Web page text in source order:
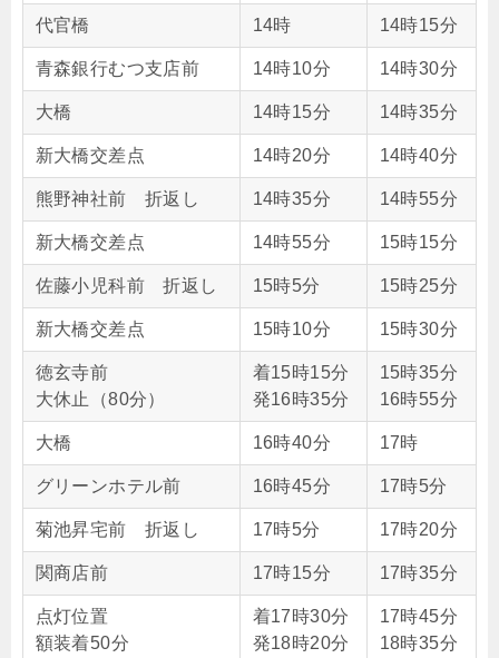
代官橋 14時 14時15分
青森銀行むつ支店前 14時10分 14時30分
大橋 14時15分 14時35分
新大橋交差点 14時20分 14時40分
熊野神社前 折返し 14時35分 14時55分
新大橋交差点 14時55分 15時15分
佐藤小児科前 折返し 15時5分 15時25分
新大橋交差点 15時10分 15時30分
徳玄寺前
大休止（80分）
着15時15分
発16時35分
15時35分
16時55分
大橋 16時40分 17時
グリーンホテル前 16時45分 17時5分
菊池昇宅前 折返し 17時5分 17時20分
関商店前 17時15分 17時35分
点灯位置
額装着50分
着17時30分
発18時20分
17時45分
18時35分